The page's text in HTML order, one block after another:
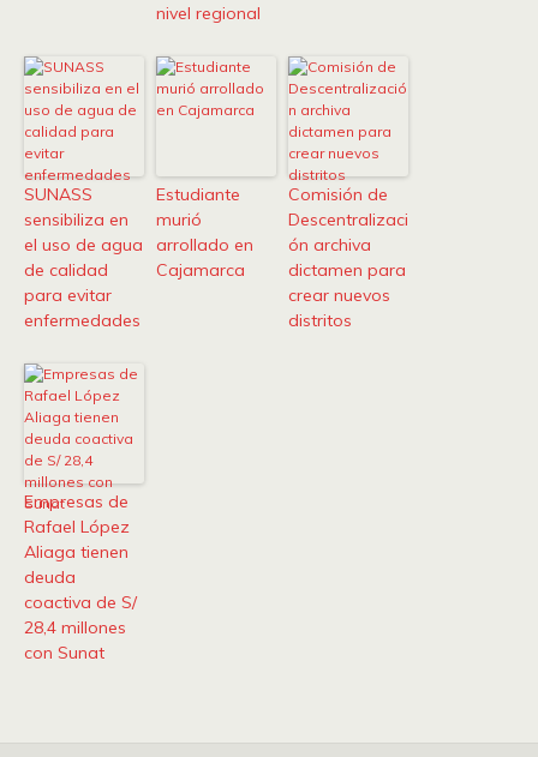
nivel regional
SUNASS
sensibiliza en
el uso de agua
de calidad
para evitar
enfermedades
Estudiante
murió
arrollado en
Cajamarca
Comisión de
Descentralizaci
ón archiva
dictamen para
crear nuevos
distritos
Empresas de
Rafael López
Aliaga tienen
deuda
coactiva de S/
28,4 millones
con Sunat